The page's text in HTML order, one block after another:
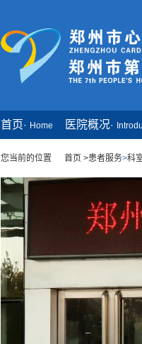
首页· Home 医院概况·
您当前的位置 首页 >患者服务>科